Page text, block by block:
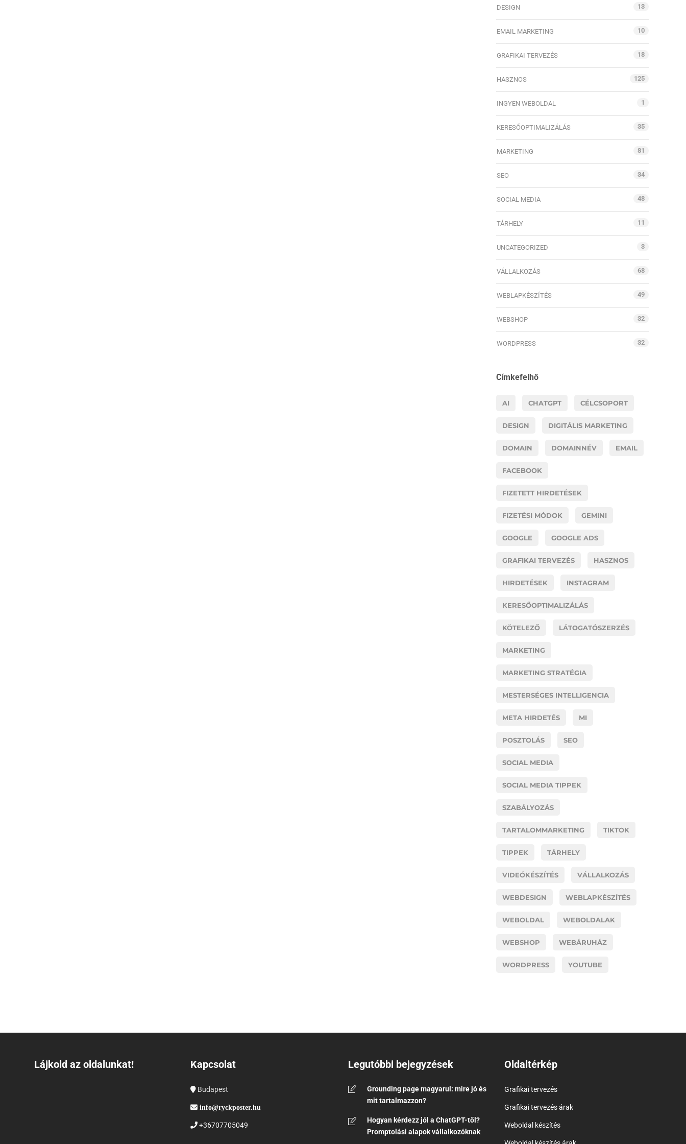
DESIGN 13
EMAIL MARKETING 10
GRAFIKAI TERVEZÉS 18
HASZNOS 125
INGYEN WEBOLDAL 1
KERESŐOPTIMALIZÁLÁS 35
MARKETING 81
SEO 34
SOCIAL MEDIA 48
TÁRHELY 11
UNCATEGORIZED 3
VÁLLALKOZÁS 68
WEBLAPKÉSZÍTÉS 49
WEBSHOP 32
WORDPRESS 32
Címkefelhő
AI CHATGPT CÉLCSOPORT
DESIGN DIGITÁLIS MARKETING
DOMAIN DOMAINNÉV EMAIL
FACEBOOK
FIZETETT HIRDETÉSEK
FIZETÉSI MÓDOK GEMINI
GOOGLE GOOGLE ADS
GRAFIKAI TERVEZÉS HASZNOS
HIRDETÉSEK INSTAGRAM
KERESŐOPTIMALIZÁLÁS
KÖTELEZŐ LÁTOGATÓSZERZÉS
MARKETING
MARKETING STRATÉGIA
MESTERSÉGES INTELLIGENCIA
META HIRDETÉS MI
POSZTOLÁS SEO
SOCIAL MEDIA
SOCIAL MEDIA TIPPEK
SZABÁLYOZÁS
TARTALOMMARKETING TIKTOK
TIPPEK TÁRHELY
VIDEÓKÉSZÍTÉS VÁLLALKOZÁS
WEBDESIGN WEBLAPKÉSZÍTÉS
WEBOLDAL WEBOLDALAK
WEBSHOP WEBÁRUHÁZ
WORDPRESS YOUTUBE
Lájkold az oldalunkat! Kapcsolat
Budapest
info@ryckposter.hu
+36707705049
Legutóbbi bejegyzések
Grounding page magyarul: mire jó és
mit tartalmazzon?
Hogyan kérdezz jól a ChatGPT-től?
Promptolási alapok vállalkozóknak
Oldaltérkép
Grafikai tervezés
Grafikai tervezés árak
Weboldal készítés